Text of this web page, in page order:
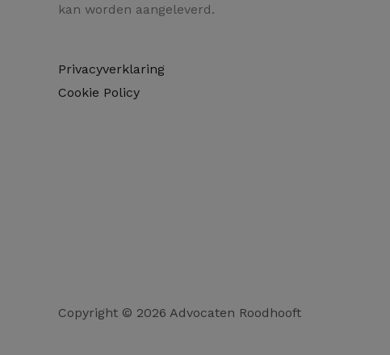
kan worden aangeleverd.
Privacyverklaring
Cookie Policy
Copyright © 2026 Advocaten Roodhooft